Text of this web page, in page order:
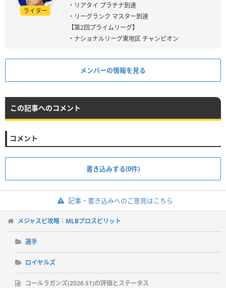
ライター
・リアタイ プラチナ到達
・リーグランク マスター到達
【第2回プライムリーグ】
・ナショナルリーグ東地区 チャンピオン
メンバーの情報を見る
この記事へのコメント
コメント
書き込みする(0件)
記事・書き込みへのご意見はこちら
メジャスピ攻略｜MLBプロスピリット
選手
ロイヤルズ
コールラガンズ(2026 S1)の評価とステータス